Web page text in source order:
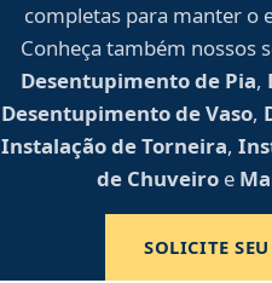
completas para manter o
Conheça também nossos
Desentupimento de Pia,
Desentupimento de Vaso,
Instalação de Torneira,
de Chuveiro e
SOLICITE